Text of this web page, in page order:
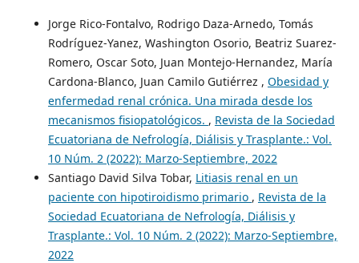
Jorge Rico-Fontalvo, Rodrigo Daza-Arnedo, Tomás
Rodríguez-Yanez, Washington Osorio, Beatriz Suarez-
Romero, Oscar Soto, Juan Montejo-Hernandez, María
Cardona-Blanco, Juan Camilo Gutiérrez , Obesidad y
enfermedad renal crónica. Una mirada desde los
mecanismos fisiopatológicos. , Revista de la Sociedad
Ecuatoriana de Nefrología, Diálisis y Trasplante.: Vol.
10 Núm. 2 (2022): Marzo-Septiembre, 2022
Santiago David Silva Tobar, Litiasis renal en un
paciente con hipotiroidismo primario , Revista de la
Sociedad Ecuatoriana de Nefrología, Diálisis y
Trasplante.: Vol. 10 Núm. 2 (2022): Marzo-Septiembre,
2022